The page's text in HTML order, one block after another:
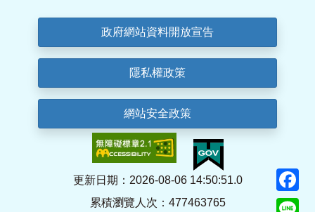
政府網站資料開放宣告
隱私權政策
網站安全政策
更新日期：2026-08-06 14:50:51.0
累積瀏覽人次：477463765